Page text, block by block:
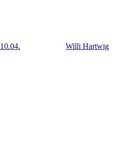
10.04. Willi Hartwig